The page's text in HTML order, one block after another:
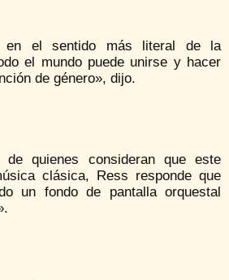
en el sentido más literal de la
el mundo puede unirse y hacer
de género», dijo.
quienes consideran que este
clásica, Ress responde que
un fondo de pantalla orquestal